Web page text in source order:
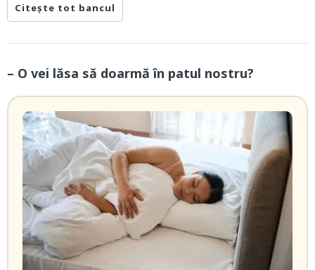
Citește tot bancul
– O vei lăsa să doarmă în patul nostru?